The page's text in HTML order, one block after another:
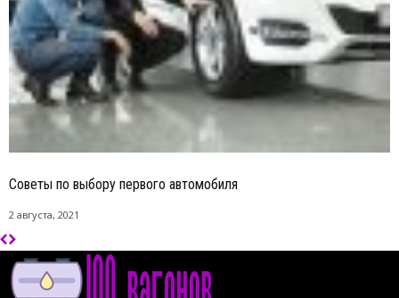
Советы по выбору первого автомобиля
2 августа, 2021